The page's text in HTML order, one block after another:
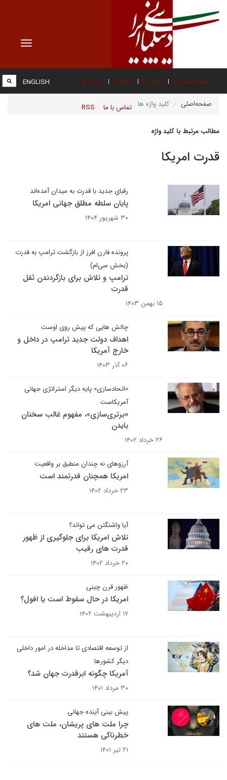
Toggle
صفحه نخست درباره ما عضویت پیوند ها
تماس با ما RSS
ENGLISH
صفحه‌اصلی کلید واژه ها
مطالب مرتبط با کلید واژه
قدرت امریکا
رقبای جدید با قدرت به میدان آمده‌اند
پایان سلطه مطلق جهانی امریکا
۳۰ شهریور ۱۴۰۴
پرونده فارن افرز از بازگشت ترامپ به قدرت
(بخش سی‌ام)
ترامپ و تلاش برای بازگردندن ثقل
قدرت
۱۵ بهمن ۱۴۰۳
چالش هایی که پیش روی اوست
اهداف دولت جدید ترامپ در داخل و
خارج آمریکا
۰۶ آذر ۱۴۰۳
«اتحادسازی» پایه دیگر استراتژی جهانی
آمریکاست
«برتری‌سازی»، مفهوم غالب سخنان
بایدن
۲۶ خرداد ۱۴۰۲
آرزوهای نه چندان منطبق بر واقعیت
امریکا همچنان قدرتمند است
۲۳ خرداد ۱۴۰۲
آیا واشنگتن می تواند؟
تلاش امریکا برای جلوگیری از ظهور
قدرت های رقیب
۲۰ خرداد ۱۴۰۲
ظهور قرن چینی
امریکا در حال سقوط است یا افول؟
۱۷ اردیبهشت ۱۴۰۲
از توسعه اقتصادی تا مداخله در امور داخلی
دیگر کشورها
آمریکا چگونه ابرقدرت جهان شد؟
۳۰ مرداد ۱۴۰۱
پیش بینی آینده جهانی
چرا ملت های پریشان، ملت های
خطرناکی هستند
۲۱ تیر ۱۴۰۱